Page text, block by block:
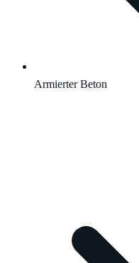
Armierter Beton